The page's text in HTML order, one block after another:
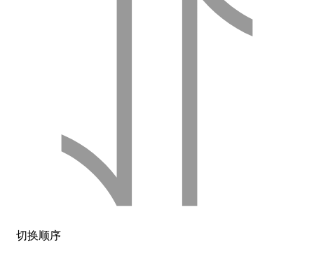
切换顺序